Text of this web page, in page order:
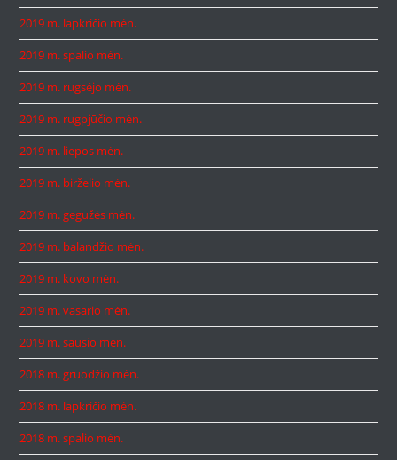
2019 m. lapkričio mėn.
2019 m. spalio mėn.
2019 m. rugsėjo mėn.
2019 m. rugpjūčio mėn.
2019 m. liepos mėn.
2019 m. birželio mėn.
2019 m. gegužės mėn.
2019 m. balandžio mėn.
2019 m. kovo mėn.
2019 m. vasario mėn.
2019 m. sausio mėn.
2018 m. gruodžio mėn.
2018 m. lapkričio mėn.
2018 m. spalio mėn.